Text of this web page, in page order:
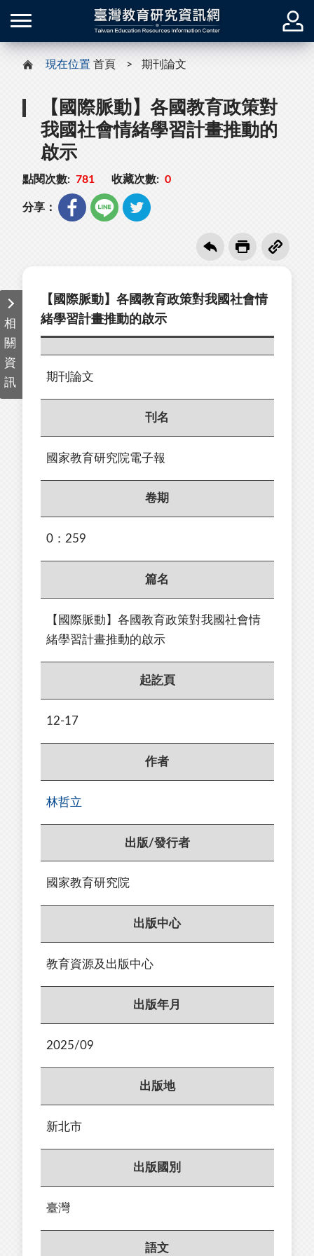
現在位置 首頁 期刊論文
【國際脈動】各國教育政策對
我國社會情緒學習計畫推動的
啟示
點閱次數: 781 收藏次數: 0
分享：
相
關
資
訊
【國際脈動】各國教育政策對我國社會情
緒學習計畫推動的啟示
期刊論文
刊名
國家教育研究院電子報
卷期
0：259
篇名
【國際脈動】各國教育政策對我國社會情
緒學習計畫推動的啟示
起訖頁
12-17
作者
林哲立
出版/發行者
國家教育研究院
出版中心
教育資源及出版中心
出版年月
2025/09
出版地
新北市
出版國別
臺灣
語文